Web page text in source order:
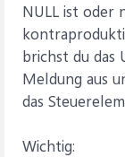
NULL ist oder
brichst du das
Meldung aus
das
Wichtig: